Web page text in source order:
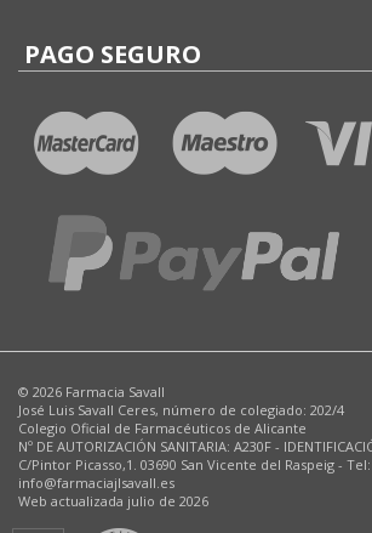
PAGO SEGURO
© 2026 Farmacia Savall
José Luis Savall Ceres, número de colegiado: 202/4
Colegio Oficial de Farmacéuticos de Alicante
Nº DE AUTORIZACIÓN SANITARIA: A230F -
C/Pintor Picasso,1. 03690 San Vicente del Raspeig -
info@farmaciajlsavall.es
Web actualizada julio de 2026